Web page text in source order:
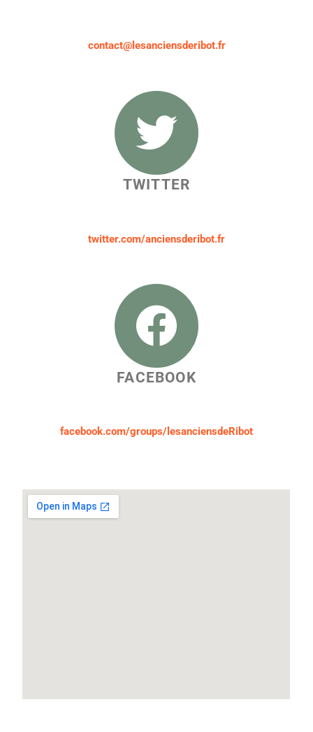
contact@lesanciensderibot.fr
TWITTER
twitter.com/anciensderibot.fr
FACEBOOK
facebook.com/groups/lesanciensdeRibot